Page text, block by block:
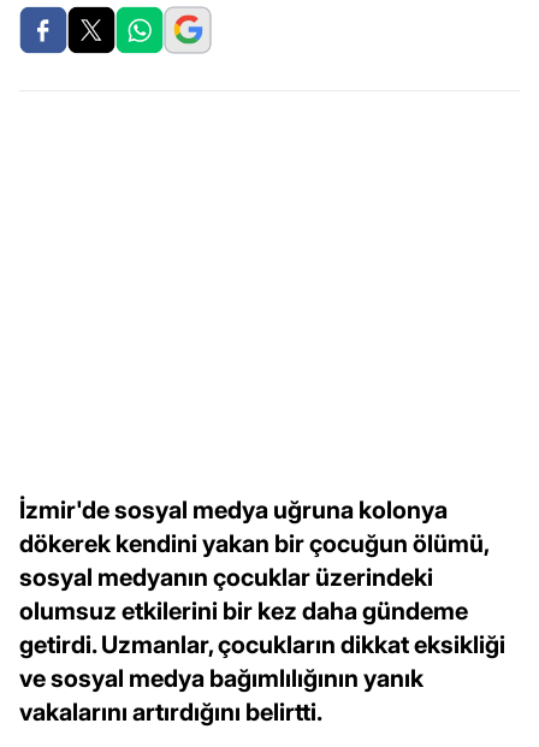
İzmir'de sosyal medya uğruna kolonya
dökerek kendini yakan bir çocuğun ölümü,
sosyal medyanın çocuklar üzerindeki
olumsuz etkilerini bir kez daha gündeme
getirdi. Uzmanlar, çocukların dikkat eksikliği
ve sosyal medya bağımlılığının yanık
vakalarını artırdığını belirtti.